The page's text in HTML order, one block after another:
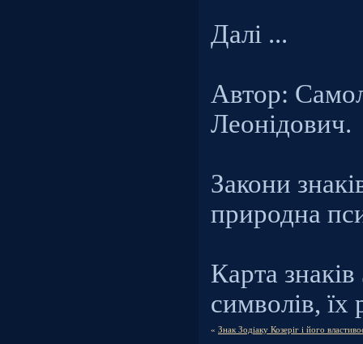
Далі ...
Автор:
Леонідович.
Закони
природна
Карта знаків
символів, їх
« Знак Зодіаку Козеріг і його